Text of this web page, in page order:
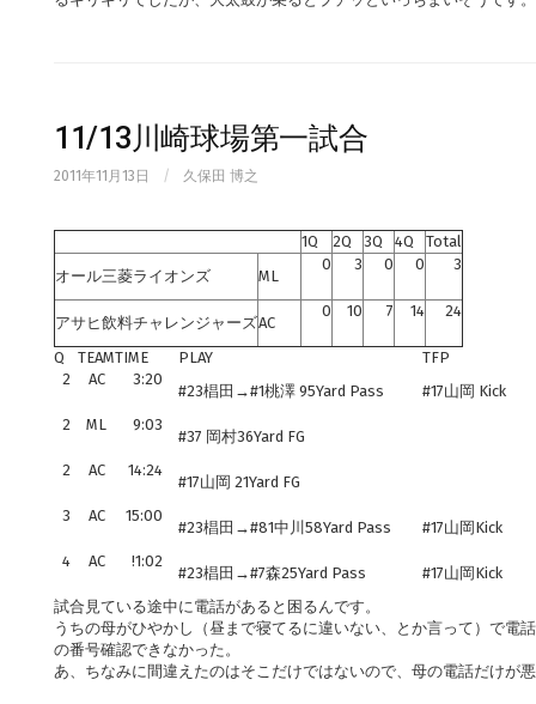
11/13川崎球場第一試合
2011年11月13日 / 久保田 博之
1Q 2Q 3Q 4Q
Total
オール三菱ライオンズ
ML
0 3 0 0 3
アサヒ飲料チャレンジャーズAC
0 10 7 14 24
Q TEAMTIME PLAY
TFP
2
AC 3:20
#23椙田→#1桃澤 95Yard Pass
#17山岡 Kick
2
ML 9:03
#37 岡村36Yard FG
2
AC 14:24
#17山岡 21Yard FG
3
AC 15:00
#23椙田→#81中川58Yard Pass
#17山岡Kick
4
AC !1:02
#23椙田→#7森25Yard Pass
#17山岡Kick
試合見ている途中に電話があると困るんです。
うちの母がひやかし（昼まで寝てるに違いない、とか言って）で電
の番号確認できなかった。
あ、ちなみに間違えたのはそこだけではないので、母の電話だけが